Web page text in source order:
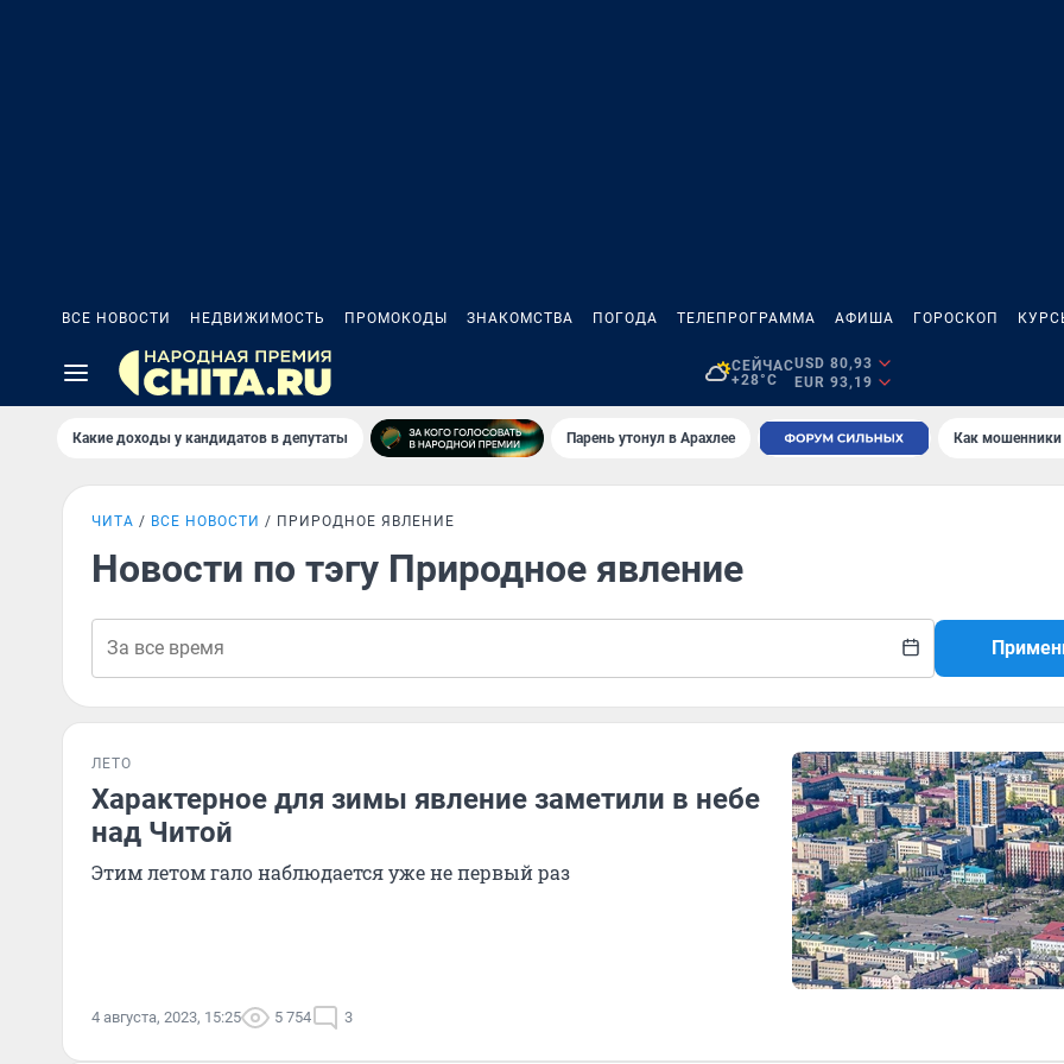
ВСЕ НОВОСТИ НЕДВИЖИМОСТЬ ПРОМОКОДЫ ЗНАКОМСТВА ПОГОДА ТЕЛЕПРОГРАММА АФИША ГОРОСКОП
СЕЙЧАС
+28°C
USD 80,93
EUR 93,19
Какие доходы у кандидатов в депутаты Парень утонул в Арахлее Как
ЧИТА ВСЕ НОВОСТИ ПРИРОДНОЕ ЯВЛЕНИЕ
Новости по тэгу Природное явление
ЛЕТО
Характерное для зимы явление заметили в небе
над Читой
Этим летом гало наблюдается уже не первый раз
4 августа, 2023, 15:25 5 754 3